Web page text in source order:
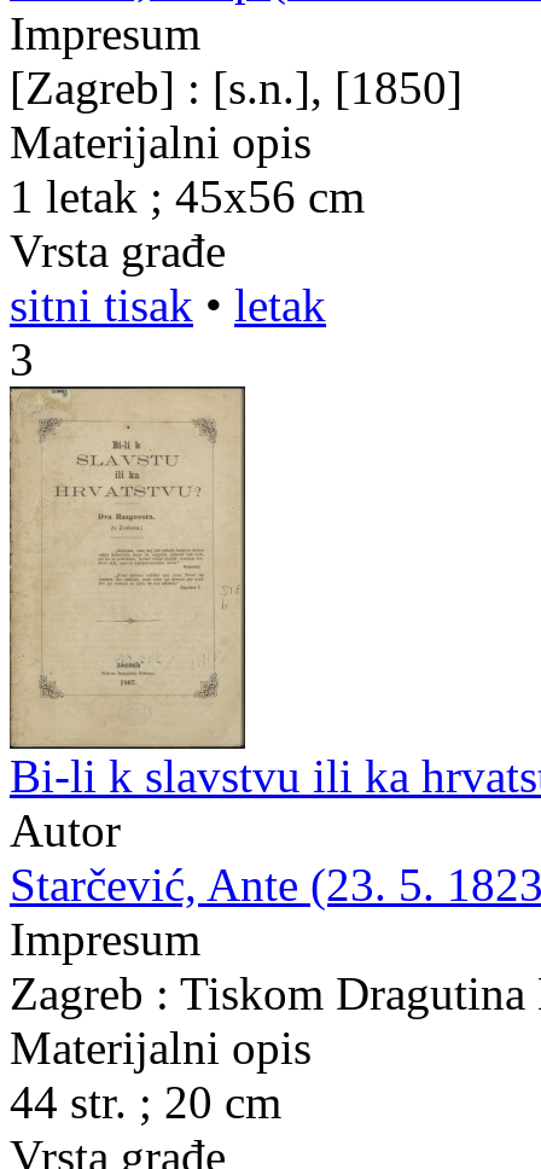
Impresum
[Zagreb] : [s.n.], [1850]
Materijalni opis
1 letak ; 45x56 cm
Vrsta građe
sitni tisak • letak
3
Bi-li k slavstvu ili ka
Autor
Starčević, Ante (23. 5.
Impresum
Zagreb : Tiskom Dragutina
Materijalni opis
44 str. ; 20 cm
Vrsta građe